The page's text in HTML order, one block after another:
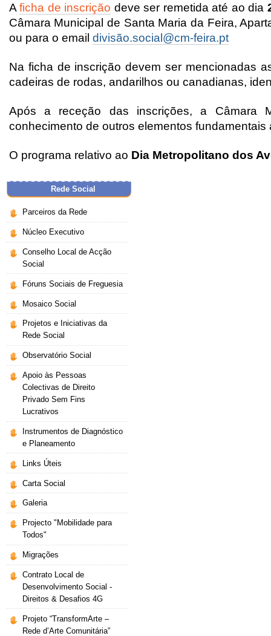
Aficha de inscrição deve ser remetida até ao dia
Câmara Municipal de Santa Maria da Feira,
ou para o email divisão.social@cm-feira.pt
Na ficha de inscrição devem ser mencionadas
cadeiras de rodas, andarilhos ou canadianas,
Após a receção das inscrições, a Câmara
conhecimento de outros elementos fundamentais
O programa relativo ao Dia Metropolitano dos
Rede Social
Parceiros da Rede
Núcleo Executivo
Conselho Local de Acção
Social
Fóruns Sociais de Freguesia
Mosaico Social
Projetos e Iniciativas da
Rede Social
Observatório Social
Apoio às Pessoas
Colectivas de Direito
Privado Sem Fins
Lucrativos
Instrumentos de Diagnóstico
e Planeamento
Links Úteis
Carta Social
Galeria
Projecto "Mobilidade para
Todos"
Migrações
Contrato Local de
Desenvolvimento Social -
Direitos & Desafios 4G
Projeto “TransformArte –
Rede d’Arte Comunitária”